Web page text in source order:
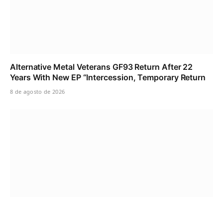
Alternative Metal Veterans GF93 Return After 22
Years With New EP “Intercession, Temporary Return
8 de agosto de 2026